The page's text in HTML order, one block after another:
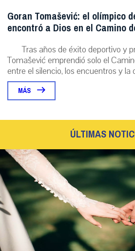
Goran Tomašević: el olímpico
encontró a Dios en el Camino
Tras años de éxito deportivo y
Tomašević emprendió solo el
entre el silencio, los encuentros y la
MÁS
ÚLTIMAS